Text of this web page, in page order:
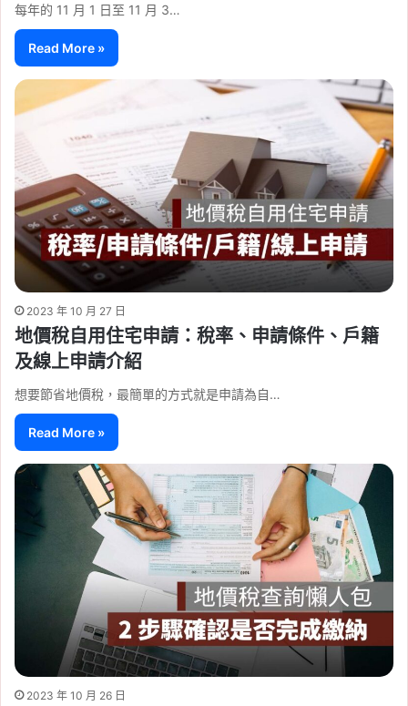
每年的 11 月 1 日至 11 月 3…
Read More »
2023 年 10 月 27 日
地價稅自用住宅申請：稅率、申請條件、戶籍
及線上申請介紹
想要節省地價稅，最簡單的方式就是申請為自…
Read More »
2023 年 10 月 26 日